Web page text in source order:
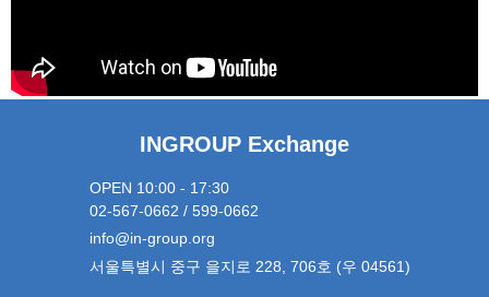
INGROUP Exchange
OPEN 10:00 - 17:30
02-567-0662 / 599-0662
info@in-group.org
서울특별시 중구 을지로 228, 706호 (우 04561)